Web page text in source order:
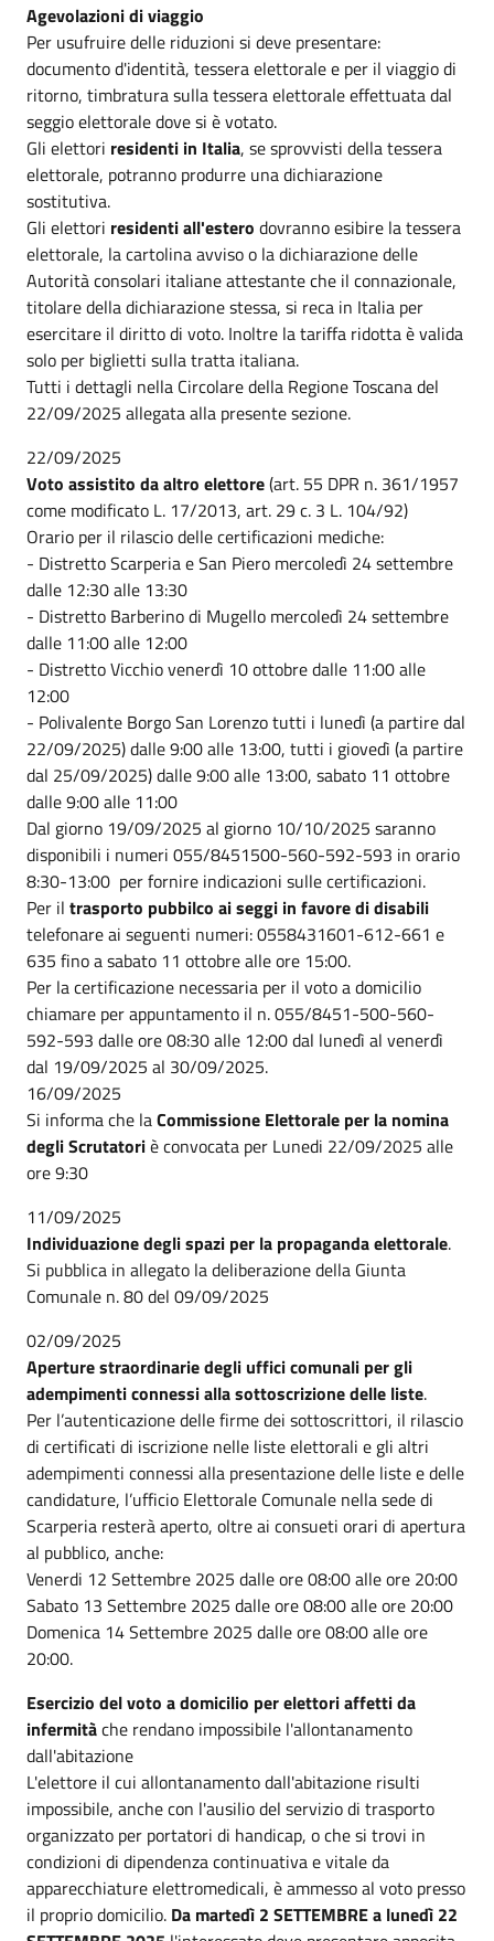
Agevolazioni di viaggio
Per usufruire delle riduzioni si deve presentare:
documento d'identità, tessera elettorale e per il viaggio di
ritorno, timbratura sulla tessera elettorale effettuata dal
seggio elettorale dove si è votato.
Gli elettori residenti in Italia, se sprovvisti della tessera
elettorale, potranno produrre una dichiarazione
sostitutiva.
Gli elettori residenti all'estero dovranno esibire la tessera
elettorale, la cartolina avviso o la dichiarazione delle
Autorità consolari italiane attestante che il connazionale,
titolare della dichiarazione stessa, si reca in Italia per
esercitare il diritto di voto. Inoltre la tariffa ridotta è valida
solo per biglietti sulla tratta italiana.
Tutti i dettagli nella Circolare della Regione Toscana del
22/09/2025 allegata alla presente sezione.
22/09/2025
Voto assistito da altro elettore(art. 55 DPR n. 361/1957
come modificato L. 17/2013, art. 29 c. 3 L. 104/92)
Orario per il rilascio delle certificazioni mediche:
- Distretto Scarperia e San Piero mercoledì 24 settembre
dalle 12:30 alle 13:30
- Distretto Barberino di Mugello mercoledì 24 settembre
dalle 11:00 alle 12:00
- Distretto Vicchio venerdì 10 ottobre dalle 11:00 alle
12:00
- Polivalente Borgo San Lorenzo tutti i lunedì (a partire dal
22/09/2025) dalle 9:00 alle 13:00, tutti i giovedì (a partire
dal 25/09/2025) dalle 9:00 alle 13:00, sabato 11 ottobre
dalle 9:00 alle 11:00
Dal giorno 19/09/2025 al giorno 10/10/2025 saranno
disponibili i numeri 055/8451500-560-592-593 in orario
8:30-13:00 per fornire indicazioni sulle certificazioni.
Per il trasporto pubbilco ai seggi in favore di disabili
telefonare ai seguenti numeri: 0558431601-612-661 e
635 fino a sabato 11 ottobre alle ore 15:00.
Per la certificazione necessaria per il voto a domicilio
chiamare per appuntamento il n. 055/8451-500-560-
592-593 dalle ore 08:30 alle 12:00 dal lunedì al venerdì
dal 19/09/2025 al 30/09/2025.
16/09/2025
Si informa che laCommissione Elettorale per la nomina
degli Scrutatoriè convocata per Lunedi 22/09/2025 alle
ore 9:30
11/09/2025
Individuazione degli spazi per la propaganda elettorale.
Si pubblica in allegato la deliberazione della Giunta
Comunale n. 80 del 09/09/2025
02/09/2025
Aperture straordinarie degli uffici comunali per gli
adempimenti connessi alla sottoscrizione delle liste.
Per l’autenticazione delle firme dei sottoscrittori, il rilascio
di certificati di iscrizione nelle liste elettorali e gli altri
adempimenti connessi alla presentazione delle liste e delle
candidature, l’ufficio Elettorale Comunale nella sede di
Scarperia resterà aperto, oltre ai consueti orari di apertura
al pubblico, anche:
Venerdi 12 Settembre 2025 dalle ore 08:00 alle ore 20:00
Sabato 13 Settembre 2025 dalle ore 08:00 alle ore 20:00
Domenica 14 Settembre 2025 dalle ore 08:00 alle ore
20:00.
Esercizio del voto a domicilio per elettori affetti da
infermitàche rendano impossibile l'allontanamento
dall'abitazione
L'elettore il cui allontanamento dall'abitazione risulti
impossibile, anche con l'ausilio del servizio di trasporto
organizzato per portatori di handicap, o che si trovi in
condizioni di dipendenza continuativa e vitale da
apparecchiature elettromedicali, è ammesso al voto presso
il proprio domicilio. Da martedì 2 SETTEMBRE a lunedì 22